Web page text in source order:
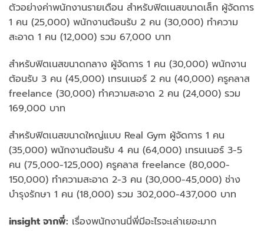
ตัวอย่างค่าพนักงานรายเดือน สำหรับฟิตเนสขนาดเล็ก ผู้จัดการ
1 คน (25,000) พนักงานต้อนรับ 2 คน (30,000) ทำความ
สะอาด 1 คน (12,000) รวม 67,000 บาท
สำหรับฟิตเนสขนาดกลาง ผู้จัดการ 1 คน (30,000) พนักงาน
ต้อนรับ 3 คน (45,000) เทรนเนอร์ 2 คน (40,000) ครูคลาส
freelance (30,000) ทำความสะอาด 2 คน (24,000) รวม
169,000 บาท
สำหรับฟิตเนสขนาดใหญ่แบบ Real Gym ผู้จัดการ 1 คน
(35,000) พนักงานต้อนรับ 4 คน (64,000) เทรนเนอร์ 3-5
คน (75,000-125,000) ครูคลาส freelance (80,000-
150,000) ทำความสะอาด 2-3 คน (30,000-45,000) ช่าง
บำรุงรักษา 1 คน (18,000) รวม 302,000-437,000 บาท
insight จากพี่: เรื่องพนักงานนี่พี่มีอะไรจะเล่าเยอะมาก